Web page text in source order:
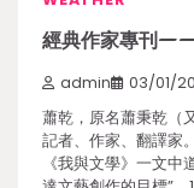
經典作家專刊
admin 03/01/
蕭乾，原名蕭秉乾（
記者、作家、翻譯家
《我與文學》一文